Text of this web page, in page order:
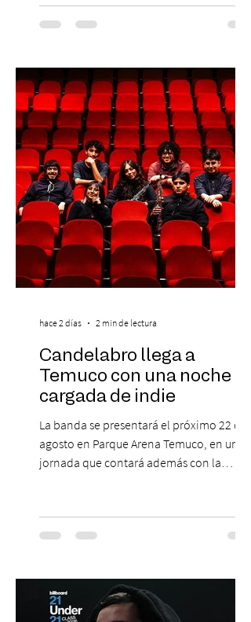
El lunes 10 de agosto comienza la
Preventa Exclusiva Santander con 30%
stock). Posterior a esta preventa exclusiva
se da inicio a la segunda etapa con una
preventa con 20% descuento para los
clientes del mismo banco y 20% para las
personas que se pre inscribieron y el miérc
Candelabro llega a
Temuco con una noche
cargada de indie
La banda se presentará el próximo 22 de
agosto en Parque Arena Temuco, en una
jornada que contará además con la
agosto, el Parque Arena Temuco será
escenario de una noche dedicada al indie
banda que llegará a la capital de La
Araucanía para ofrecer un show cargado
de energía, guitarras y canciones que han
hace 2 días 2 min de lectura